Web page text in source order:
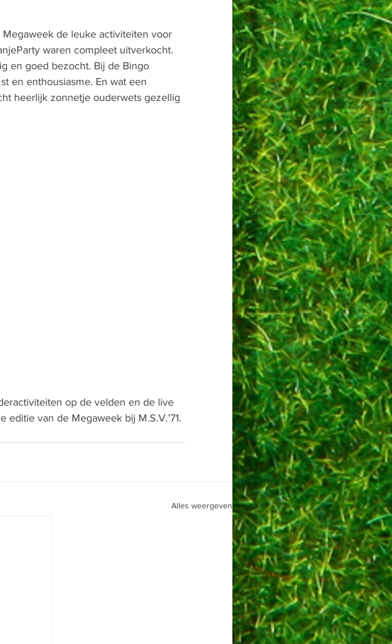
de leuke activiteiten voor
waren compleet uitverkocht.
en goed bezocht. Bij de Bingo
en enthousiasme. En wat een
heerlijk zonnetje ouderwets gezellig
op de velden en de live
van de Megaweek bij M.S.V.’71.
Alles weergeven